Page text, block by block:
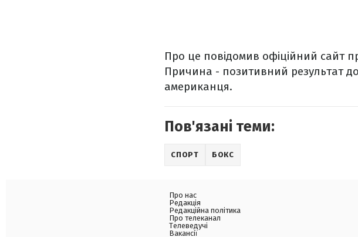
Про це повідомив офіційний сайт
Причина - позитивний результат
американця.
Пов'язані теми:
СПОРТ БОКС
Про нас
Редакція
Редакційна політика
Про телеканал
Телеведучі
Вакансії